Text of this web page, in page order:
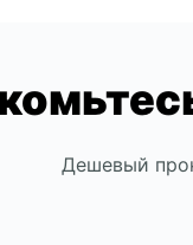
Дешевый